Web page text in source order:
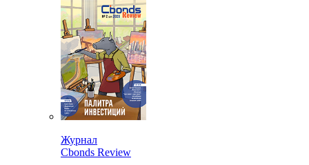
Журнал
Cbonds Review